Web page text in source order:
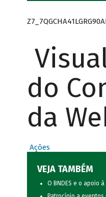
do
da
Ações
VEJA TAMBÉM
O BNDES e o apoio